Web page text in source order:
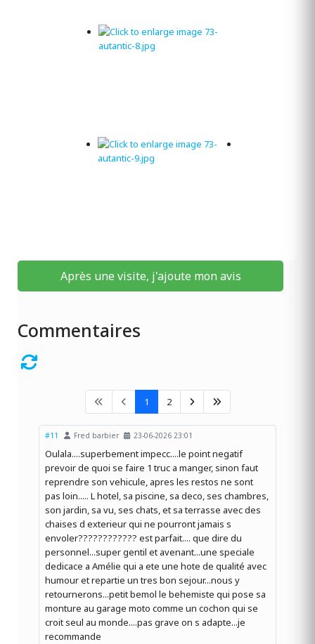
Après une visite, j'ajoute mon avis
Commentaires
1 2
#11 Fred barbier 23-06-2026 23:01
Oulala....superbement impecc....le point negatif
prevoir de quoi se faire 1 truc a manger, sinon faut
reprendre son vehicule, apres les restos ne sont
pas loin..... L hotel, sa piscine, sa deco, ses chambres,
son jardin, sa vu, ses chats, et sa terrasse avec des
chaises d exterieur qui ne pourront jamais s
envoler???????????? est parfait.... que dire du
personnel...super gentil et avenant...une speciale
dedicace a Amélie qui a ete une hote de qualité avec
humour et repartie un tres bon sejour...nous y
retournerons...petit bemol le behemiste qui pose sa
monture au garage moto comme un cochon qui se
croit seul au monde....pas grave on s adapte...je
recommande